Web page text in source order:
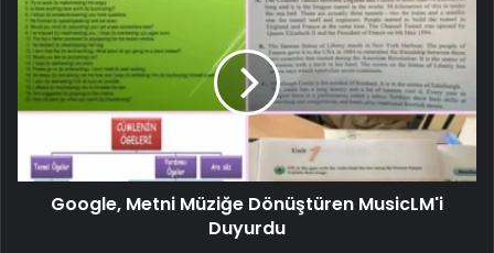
Google, Metni Müziğe Dönüştüren MusicLM'i
Duyurdu